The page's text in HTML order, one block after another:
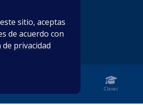
sitio, aceptas
de acuerdo con
de privacidad
Clases